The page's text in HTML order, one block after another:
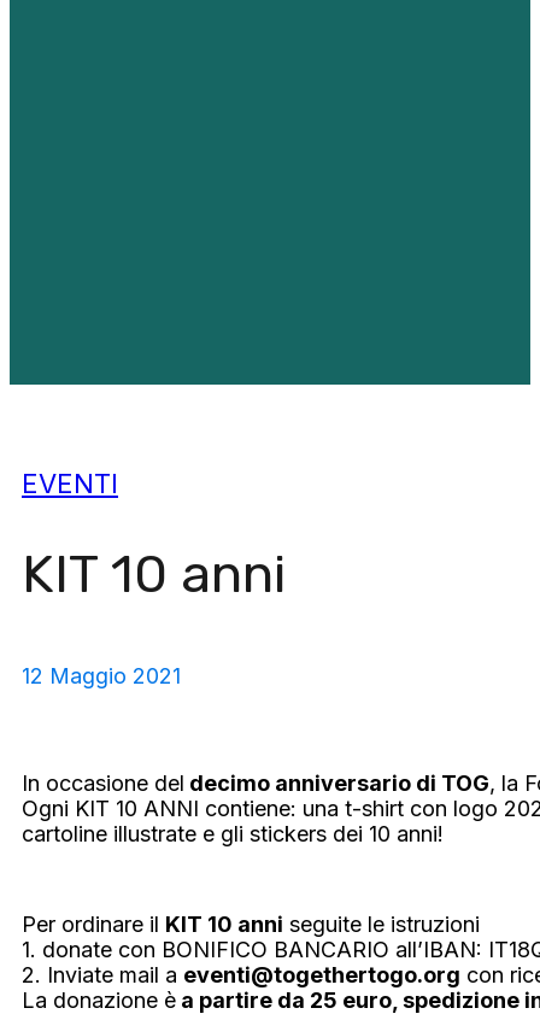
EVENTI
KIT 10 anni
12 Maggio 2021
In occasione del decimo anniversario di TOG, la
Ogni KIT 10 ANNI contiene: una t-shirt con logo
cartoline illustrate e gli stickers dei 10 anni!
Per ordinare il KIT 10 anni seguite le istruzioni
1. donate con BONIFICO BANCARIO all’IBAN:
2. Inviate mail a eventi@togethertogo.org con
La donazione è a partire da 25 euro, spedizione